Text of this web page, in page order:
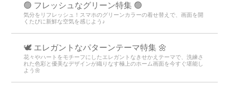
🟢 フレッシュなグリーン特集 🟢
気分をリフレッシュ！スマホのグリーンカラーの着せ替えで、画面を開
くたびに新鮮な空気を感じよう♪
🕊️ エレガントなパターンテーマ特集 🌼
花々やハートをモチーフにしたエレガントなきせかえテーマで、洗練さ
れた色彩と優美なデザインが織りなす極上のホーム画面を今すぐ堪能し
よう🌼